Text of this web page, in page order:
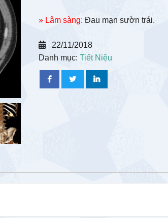
» Lâm sàng: Đau mạn sườn trái.
22/11/2018
Danh mục: Tiết Niệu